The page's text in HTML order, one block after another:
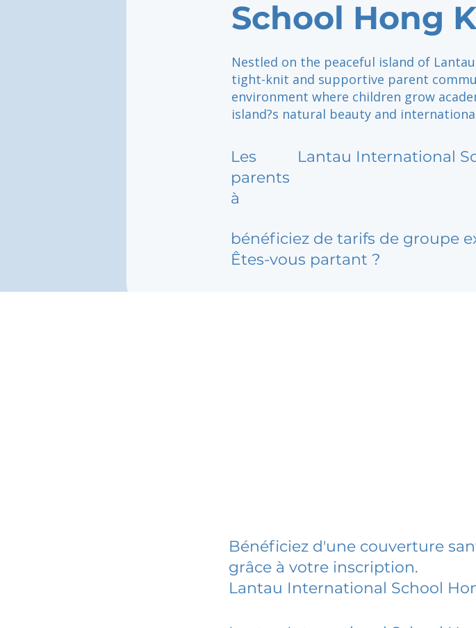
School Hong
Nestled on the peaceful island of
tight-knit and supportive parent
environment where children grow
island?s natural beauty and
Les
parents
à
Lantau International
bénéficiez de tarifs de groupe
Êtes-vous partant ?
Bénéficiez d'une couverture
grâce à votre inscription.
Lantau International School